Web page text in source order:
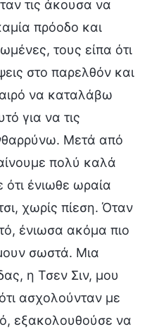
τις άκουσα να
πρόοδο και
τους είπα ότι
στο παρελθόν και
να καταλάβω
για να τις
Μετά από
πολύ καλά
ότι ένιωθε ωραία
χωρίς πίεση. Όταν
ένιωσα ακόμα πιο
σωστά. Μια
η Τσεν Σιν, μου
ασχολούνταν με
εξακολουθούσε να